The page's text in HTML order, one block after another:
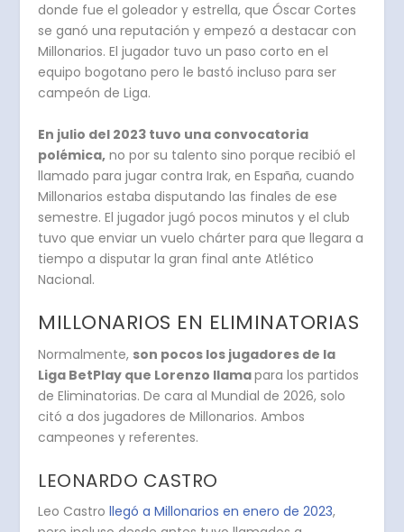
donde fue el goleador y estrella, que Óscar Cortes
se ganó una reputación y empezó a destacar con
Millonarios. El jugador tuvo un paso corto en el
equipo bogotano pero le bastó incluso para ser
campeón de Liga.
En julio del 2023 tuvo una convocatoria
polémica, no por su talento sino porque recibió el
llamado para jugar contra Irak, en España, cuando
Millonarios estaba disputando las finales de ese
semestre. El jugador jugó pocos minutos y el club
tuvo que enviar un vuelo chárter para que llegara a
tiempo a disputar la gran final ante Atlético
Nacional.
MILLONARIOS EN ELIMINATORIAS
Normalmente, son pocos los jugadores de la
Liga BetPlay que Lorenzo llamapara los partidos
de Eliminatorias. De cara al Mundial de 2026, solo
citó a dos jugadores de Millonarios. Ambos
campeones y referentes.
LEONARDO CASTRO
Leo Castrollegó a Millonarios en enero de 2023,